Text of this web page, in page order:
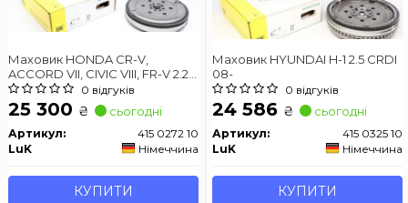
Маховик HONDA CR-V,
ACCORD VII, CIVIC VIII, FR-V 2.2i-
CTDi 04-
0 відгуків
25 300 ₴ сьогодні
Артикул:
415 0272 10
LuK
Німеччина
КУПИТИ
Маховик HYUNDAI H-1 2.5 CRDI
08-
0 відгуків
24 586 ₴ сьогодні
Артикул:
415 0325 10
LuK
Німеччина
КУПИТИ